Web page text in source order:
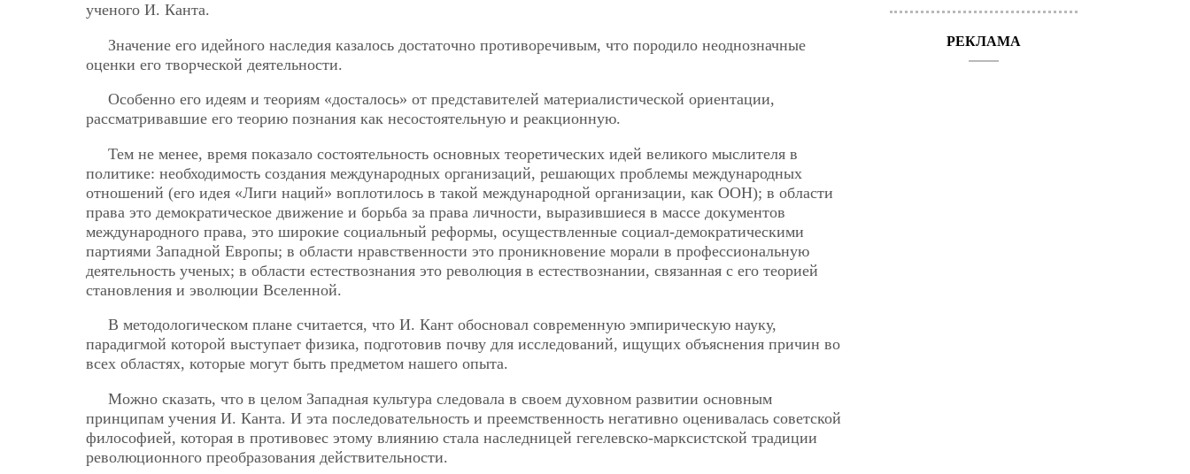
ученого И. Канта.
Значение его идейного наследия казалось достаточно противоречивым, что породило неоднозначные
оценки его творческой деятельности.
Особенно его идеям и теориям «досталось» от представителей материалистической ориентации,
рассматривавшие его теорию познания как несостоятельную и реакционную.
Тем не менее, время показало состоятельность основных теоретических идей великого мыслителя в
политике: необходимость создания международных организаций, решающих проблемы международных
отношений (его идея «Лиги наций» воплотилось в такой международной организации, как ООН); в области
права это демократическое движение и борьба за права личности, выразившиеся в массе документов
международного права, это широкие социальный реформы, осуществленные социал-демократическими
партиями Западной Европы; в области нравственности это проникновение морали в профессиональную
деятельность ученых; в области естествознания это революция в естествознании, связанная с его теорией
становления и эволюции Вселенной.
В методологическом плане считается, что И. Кант обосновал современную эмпирическую науку,
парадигмой которой выступает физика, подготовив почву для исследований, ищущих объяснения причин во
всех областях, которые могут быть предметом нашего опыта.
Можно сказать, что в целом Западная культура следовала в своем духовном развитии основным
принципам учения И. Канта. И эта последовательность и преемственность негативно оценивалась советской
философией, которая в противовес этому влиянию стала наследницей гегелевско-марксистской традиции
революционного преобразования действительности.
РЕКЛАМА